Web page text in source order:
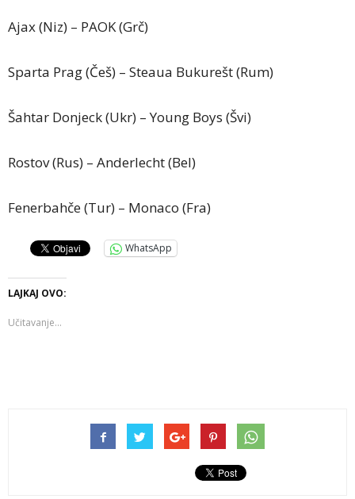
Ajax (Niz) – PAOK (Grč)
Sparta Prag (Češ) – Steaua Bukurešt (Rum)
Šahtar Donjeck (Ukr) – Young Boys (Švi)
Rostov (Rus) – Anderlecht (Bel)
Fenerbahče (Tur) – Monaco (Fra)
WhatsApp
LAJKAJ OVO:
Učitavanje...